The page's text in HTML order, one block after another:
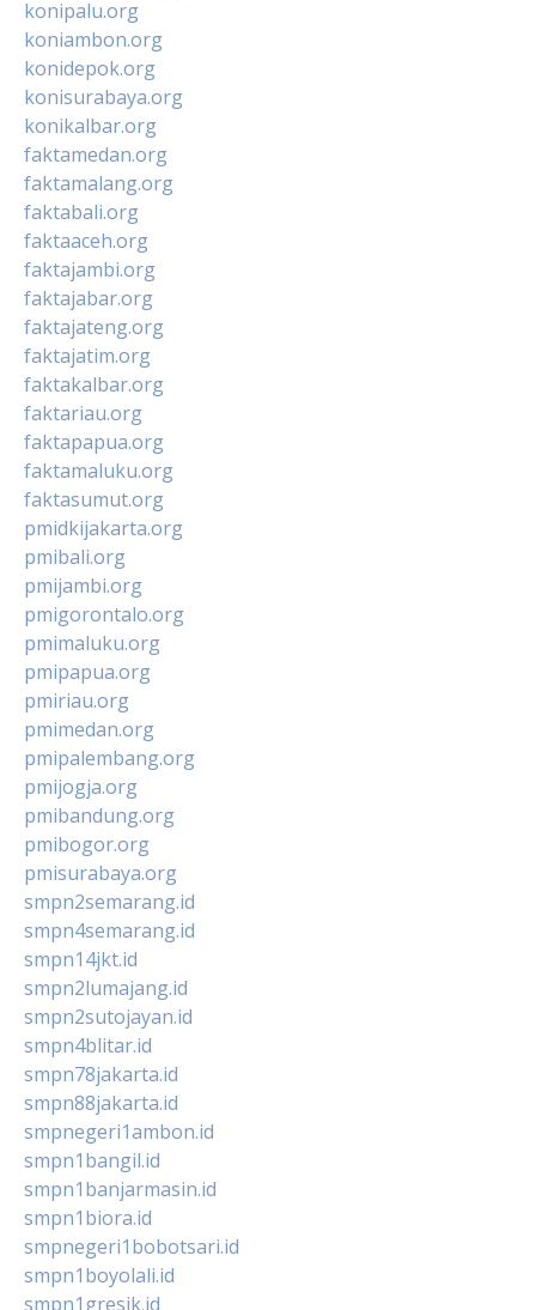
konipalu.org
koniambon.org
konidepok.org
konisurabaya.org
konikalbar.org
faktamedan.org
faktamalang.org
faktabali.org
faktaaceh.org
faktajambi.org
faktajabar.org
faktajateng.org
faktajatim.org
faktakalbar.org
faktariau.org
faktapapua.org
faktamaluku.org
faktasumut.org
pmidkijakarta.org
pmibali.org
pmijambi.org
pmigorontalo.org
pmimaluku.org
pmipapua.org
pmiriau.org
pmimedan.org
pmipalembang.org
pmijogja.org
pmibandung.org
pmibogor.org
pmisurabaya.org
smpn2semarang.id
smpn4semarang.id
smpn14jkt.id
smpn2lumajang.id
smpn2sutojayan.id
smpn4blitar.id
smpn78jakarta.id
smpn88jakarta.id
smpnegeri1ambon.id
smpn1bangil.id
smpn1banjarmasin.id
smpn1biora.id
smpnegeri1bobotsari.id
smpn1boyolali.id
smpn1gresik.id